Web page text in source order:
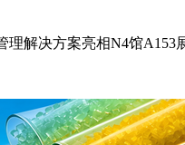
解决方案亮相N4馆A153